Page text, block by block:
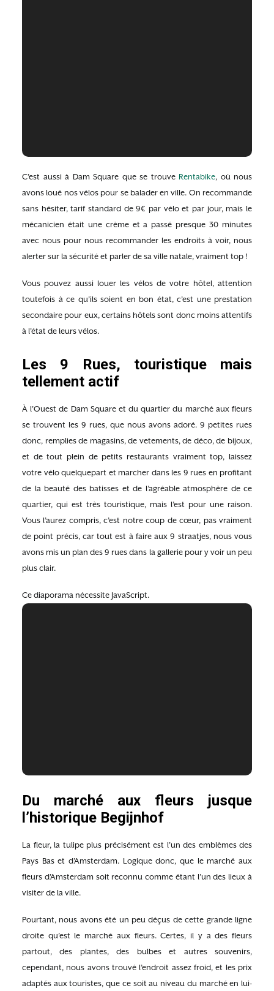
C’est aussi à Dam Square que se trouve Rentabike, où nous
avons loué nos vélos pour se balader en ville. On recommande
sans hésiter, tarif standard de 9€ par vélo et par jour, mais le
mécanicien était une crème et a passé presque 30 minutes
avec nous pour nous recommander les endroits à voir, nous
alerter sur la sécurité et parler de sa ville natale, vraiment top !
Vous pouvez aussi louer les vélos de votre hôtel, attention
toutefois à ce qu’ils soient en bon état, c’est une prestation
secondaire pour eux, certains hôtels sont donc moins attentifs
à l’état de leurs vélos.
Les 9 Rues, touristique mais
tellement actif
À l’Ouest de Dam Square et du quartier du marché aux fleurs
se trouvent les 9 rues, que nous avons adoré. 9 petites rues
donc, remplies de magasins, de vetements, de déco, de bijoux,
et de tout plein de petits restaurants vraiment top, laissez
votre vélo quelquepart et marcher dans les 9 rues en profitant
de la beauté des batisses et de l’agréable atmosphère de ce
quartier, qui est très touristique, mais l’est pour une raison.
Vous l’aurez compris, c’est notre coup de cœur, pas vraiment
de point précis, car tout est à faire aux 9 straatjes, nous vous
avons mis un plan des 9 rues dans la gallerie pour y voir un peu
plus clair.
Ce diaporama nécessite JavaScript.
Du marché aux fleurs jusque
l’historique Begijnhof
La fleur, la tulipe plus précisément est l’un des emblèmes des
Pays Bas et d’Amsterdam. Logique donc, que le marché aux
fleurs d’Amsterdam soit reconnu comme étant l’un des lieux à
visiter de la ville.
Pourtant, nous avons été un peu déçus de cette grande ligne
droite qu’est le marché aux fleurs. Certes, il y a des fleurs
partout, des plantes, des bulbes et autres souvenirs,
cependant, nous avons trouvé l’endroit assez froid, et les prix
adaptés aux touristes, que ce soit au niveau du marché en lui-